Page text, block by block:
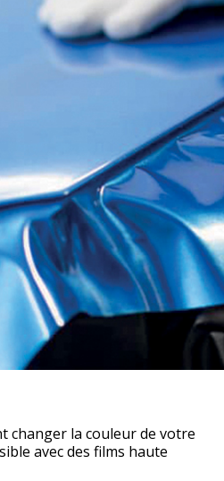
changer la couleur de votre
avec des films haute